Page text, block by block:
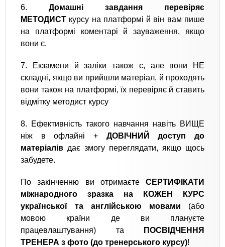
6. Домашні завдання перевіряє
МЕТОДИСТ курсу на платформі й він вам пише
на платформі коментарі й зауваження, якщо
вони є.
7. Екзамени й заліки також є, але вони НЕ
складні, якщо ви прийшли матеріал, й проходять
вони також на платформі, їх перевіряє й ставить
відмітку методист курсу‍
8. Ефективність такого навчання навіть ВИЩЕ
ніж в офлайні + ДОВІЧНИЙ доступ до
матеріалів дає змогу переглядати, якщо щось
забудете.
По закінченню ви отримаєте СЕРТИФІКАТИ
міжнародного зразка на КОЖЕН КУРС
української та англійською мовами (або
мовою країни де ви плануєте
працевлаштування) та
ПОСВІДЧЕННЯ
ТРЕНЕРА з фото (до тренерського курсу)!